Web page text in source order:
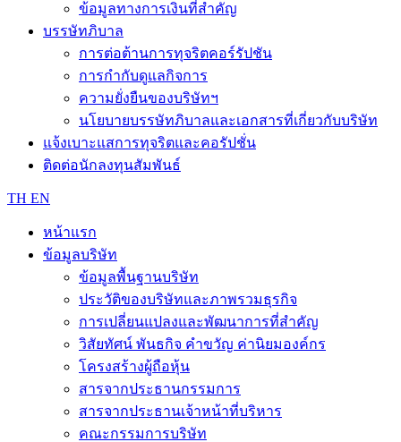
ข้อมูลทางการเงินที่สำคัญ
บรรษัทภิบาล
การต่อต้านการทุจริตคอร์รัปชัน
การกำกับดูแลกิจการ
ความยั่งยืนของบริษัทฯ
นโยบายบรรษัทภิบาลและเอกสารที่เกี่ยวกับบริษัท
แจ้งเบาะแสการทุจริตและคอรัปชั่น
ติดต่อนักลงทุนสัมพันธ์
TH EN
หน้าแรก
ข้อมูลบริษัท
ข้อมูลพื้นฐานบริษัท
ประวัติของบริษัทและภาพรวมธุรกิจ
การเปลี่ยนแปลงและพัฒนาการที่สำคัญ
วิสัยทัศน์ พันธกิจ คำขวัญ ค่านิยมองค์กร
โครงสร้างผู้ถือหุ้น
สารจากประธานกรรมการ
สารจากประธานเจ้าหน้าที่บริหาร
คณะกรรมการบริษัท